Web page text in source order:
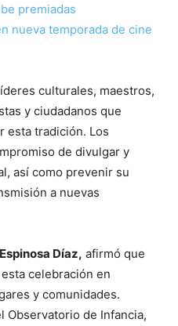
premiadas
nueva temporada de cine
culturales, maestros,
y ciudadanos que
esta tradición. Los
de divulgar y
así como prevenir su
a nuevas
Díaz, afirmó que
celebración en
y comunidades.
Observatorio de Infancia,